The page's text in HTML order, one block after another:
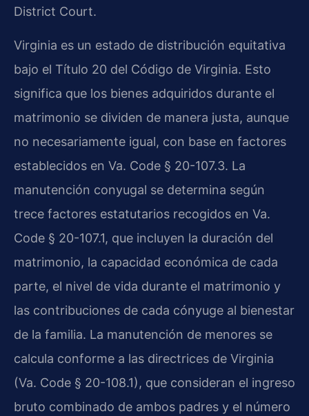
District Court.
Virginia es un estado de distribución equitativa
bajo el Título 20 del Código de Virginia. Esto
significa que los bienes adquiridos durante el
matrimonio se dividen de manera justa, aunque
no necesariamente igual, con base en factores
establecidos en Va. Code § 20-107.3. La
manutención conyugal se determina según
trece factores estatutarios recogidos en Va.
Code § 20-107.1, que incluyen la duración del
matrimonio, la capacidad económica de cada
parte, el nivel de vida durante el matrimonio y
las contribuciones de cada cónyuge al bienestar
de la familia. La manutención de menores se
calcula conforme a las directrices de Virginia
(Va. Code § 20-108.1), que consideran el ingreso
bruto combinado de ambos padres y el número